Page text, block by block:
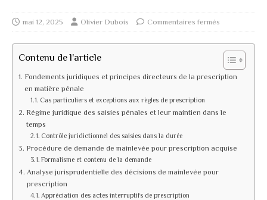
mai 12, 2025 Olivier Dubois Commentaires fermés
Contenu de l'article
Fondements juridiques et principes directeurs de la prescription
en matière pénale
Cas particuliers et exceptions aux règles de prescription
Régime juridique des saisies pénales et leur maintien dans le
temps
Contrôle juridictionnel des saisies dans la durée
Procédure de demande de mainlevée pour prescription acquise
Formalisme et contenu de la demande
Analyse jurisprudentielle des décisions de mainlevée pour
prescription
Appréciation des actes interruptifs de prescription